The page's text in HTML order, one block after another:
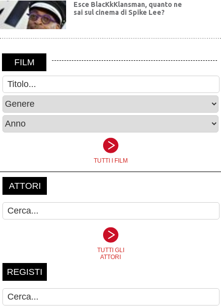
Esce BlacKkKlansman, quanto ne
sai sul cinema di Spike Lee?